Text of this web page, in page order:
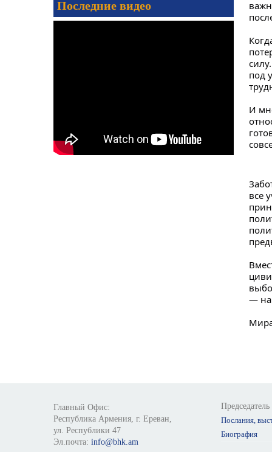
под
И
все
—
Последние видео
Главный Офис:
Республика Армения, г. Ереван,
ул. Республики 47
Эл.почта: info@bhk.am
Председатель
Послания,
Биография